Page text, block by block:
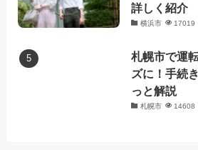
詳しく紹介
横浜市 17019
札幌市で運
ズに！手続
っと解説
札幌市 14608